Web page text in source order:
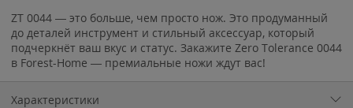
ZT 0044 — это больше, чем просто нож. Это продуманный
до деталей инструмент и стильный аксессуар, который
подчеркнёт ваш вкус и статус. Закажите Zero Tolerance 0044
в Forest-Home — премиальные ножи ждут вас!
Характеристики